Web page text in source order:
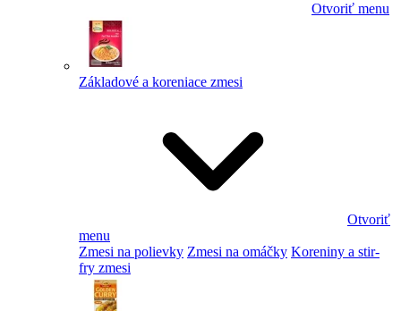
Otvoriť menu
Základové a koreniace zmesi
Otvoriť
menu
Zmesi na polievky Zmesi na omáčky Koreniny a stir-
fry zmesi